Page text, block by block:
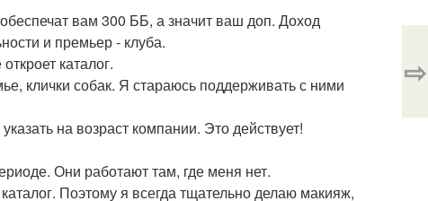
вам 300 ББ, а значит ваш доп. Доход
и премьер - клуба.
каталог.
клички собак. Я стараюсь поддерживать с ними
на возраст компании. Это действует!
Они работают там, где меня нет.
Поэтому я всегда тщательно делаю макияж,
⇨